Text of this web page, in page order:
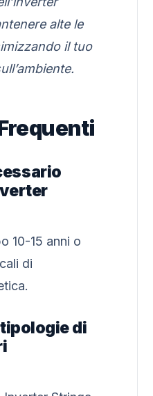
alte le
il tuo
10-15 anni o
di
di